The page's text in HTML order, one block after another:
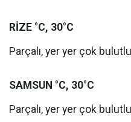
RİZE °C, 30°C
Parçalı, yer yer çok
SAMSUN °C, 30°C
Parçalı, yer yer çok